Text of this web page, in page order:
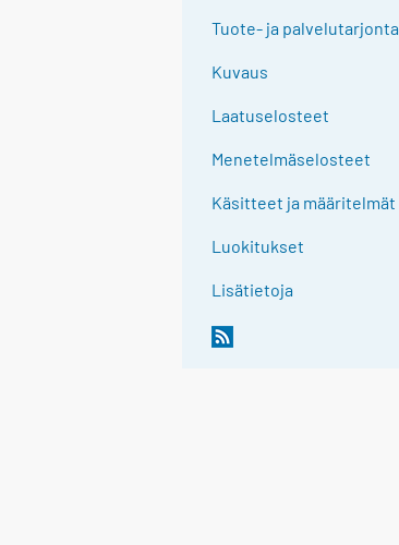
Tuote- ja palvelutarjonta
Kuvaus
Laatuselosteet
Menetelmäselosteet
Käsitteet ja määritelmät
Luokitukset
Lisätietoja